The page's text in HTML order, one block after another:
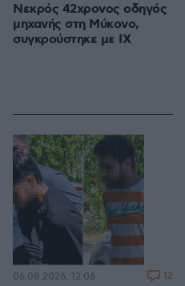
Νεκρός 42χρονος οδηγός
μηχανής στη Μύκονο,
συγκρούστηκε με ΙΧ
06.08.2026, 12:06 12